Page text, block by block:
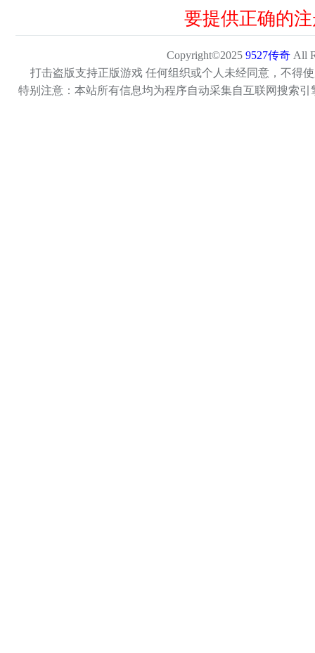
要提供正确的
Copyright©2025 9527传奇 All
打击盗版支持正版游戏 任何组织或个人未经同意，不得
特别注意：本站所有信息均为程序自动采集自互联网搜索